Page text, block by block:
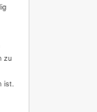
zu
ist.